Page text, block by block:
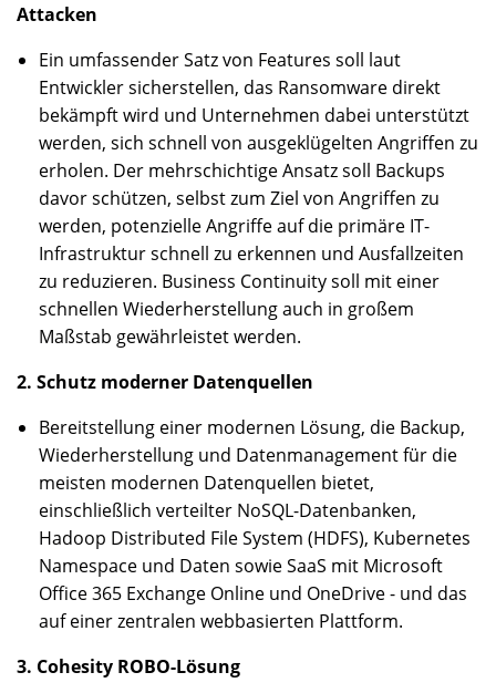
Attacken
Ein umfassender Satz von Features soll laut
Entwickler sicherstellen, das Ransomware direkt
bekämpft wird und Unternehmen dabei unterstützt
werden, sich schnell von ausgeklügelten Angriffen zu
erholen. Der mehrschichtige Ansatz soll Backups
davor schützen, selbst zum Ziel von Angriffen zu
werden, potenzielle Angriffe auf die primäre IT-
Infrastruktur schnell zu erkennen und Ausfallzeiten
zu reduzieren. Business Continuity soll mit einer
schnellen Wiederherstellung auch in großem
Maßstab gewährleistet werden.
2. Schutz moderner Datenquellen
Bereitstellung einer modernen Lösung, die Backup,
Wiederherstellung und Datenmanagement für die
meisten modernen Datenquellen bietet,
einschließlich verteilter NoSQL-Datenbanken,
Hadoop Distributed File System (HDFS), Kubernetes
Namespace und Daten sowie SaaS mit Microsoft
Office 365 Exchange Online und OneDrive - und das
auf einer zentralen webbasierten Plattform.
3. Cohesity ROBO-Lösung